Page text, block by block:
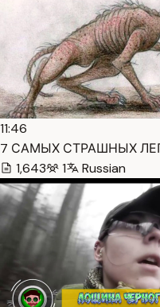
11:46
7 САМЫХ СТРАШНЫХ
1,643
1 Russian